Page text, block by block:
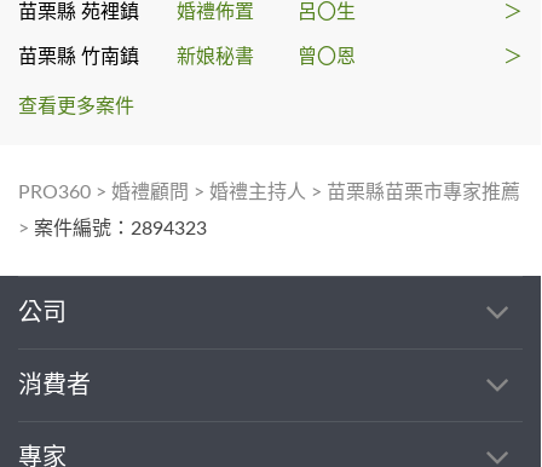
苗栗縣 苑裡鎮 婚禮佈置 呂〇生 ＞
苗栗縣 竹南鎮 新娘秘書 曾〇恩 ＞
查看更多案件
PRO360 > 婚禮顧問 > 婚禮主持人 > 苗栗縣苗栗市專家推薦
> 案件編號：2894323
公司
消費者
專家